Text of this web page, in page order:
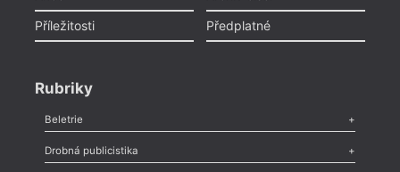
Příležitosti
Předplatné
Rubriky
Beletrie
Poezie,Próza,Dokumenty
Drobná publicistika